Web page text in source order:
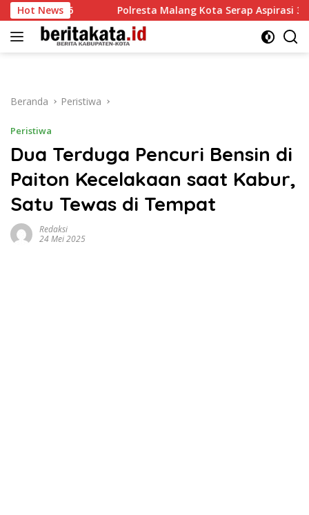
Langsung
ke
konten
Hot NewsPolresta Malang Kota Serap Aspirasi 35 Komunitas
Beranda Peristiwa
Peristiwa
Dua Terduga Pencuri Bensin di
Paiton Kecelakaan saat Kabur,
Satu Tewas di Tempat
Redaksi
24 Mei 2025